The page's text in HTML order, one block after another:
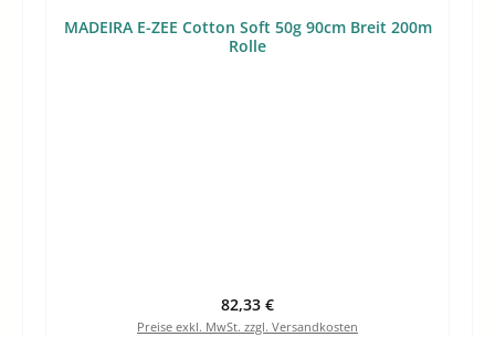
MADEIRA E-ZEE Cotton Soft 50g 90cm Breit 200m
Rolle
Regulärer Preis:
82,33 €
Preise exkl. MwSt. zzgl. Versandkosten